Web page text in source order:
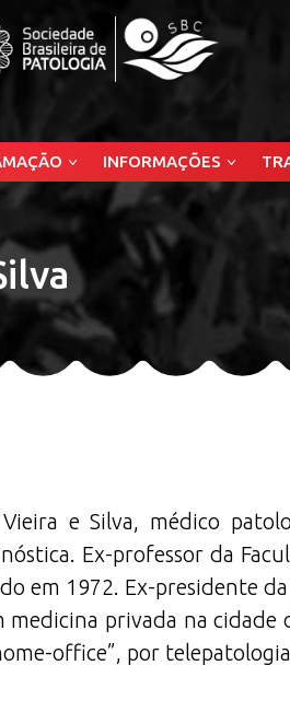
INFORMAÇÕES
Vieira e Silva, médico
Ex-professor da
em 1972. Ex-presidente da
medicina privada na
office”, por